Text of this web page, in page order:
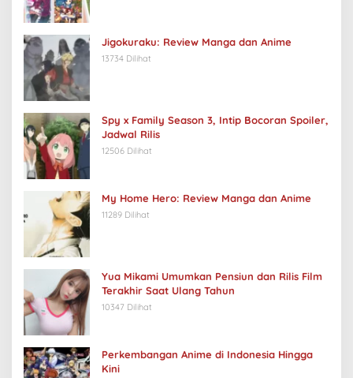
Jigokuraku: Review Manga dan Anime
13734 Dilihat
Spy x Family Season 3, Intip Bocoran Spoiler,
Jadwal Rilis
12506 Dilihat
My Home Hero: Review Manga dan Anime
11289 Dilihat
Yua Mikami Umumkan Pensiun dan Rilis Film
Terakhir Saat Ulang Tahun
10347 Dilihat
Perkembangan Anime di Indonesia Hingga
Kini